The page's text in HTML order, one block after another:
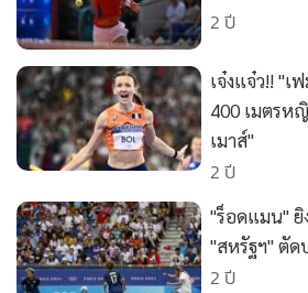
• หุ้น
• อินโดจีน
• กองทุนรวม
• Celeb Online
• Factcheck
• News1
• Gotomanager
2 ปี
เจ๋งแจ๋ว!! "เ
400 เมตรห
เมาส์"
2 ปี
"ร็อดแมน" ยิ
"สหรัฐฯ" ตั
2 ปี